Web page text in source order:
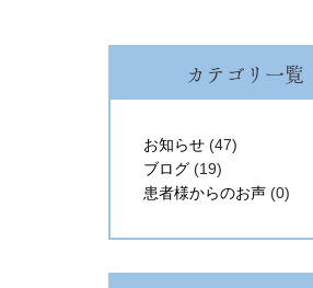
カテゴリ一覧
お知らせ (47)
ブログ (19)
患者様からのお声 (0)